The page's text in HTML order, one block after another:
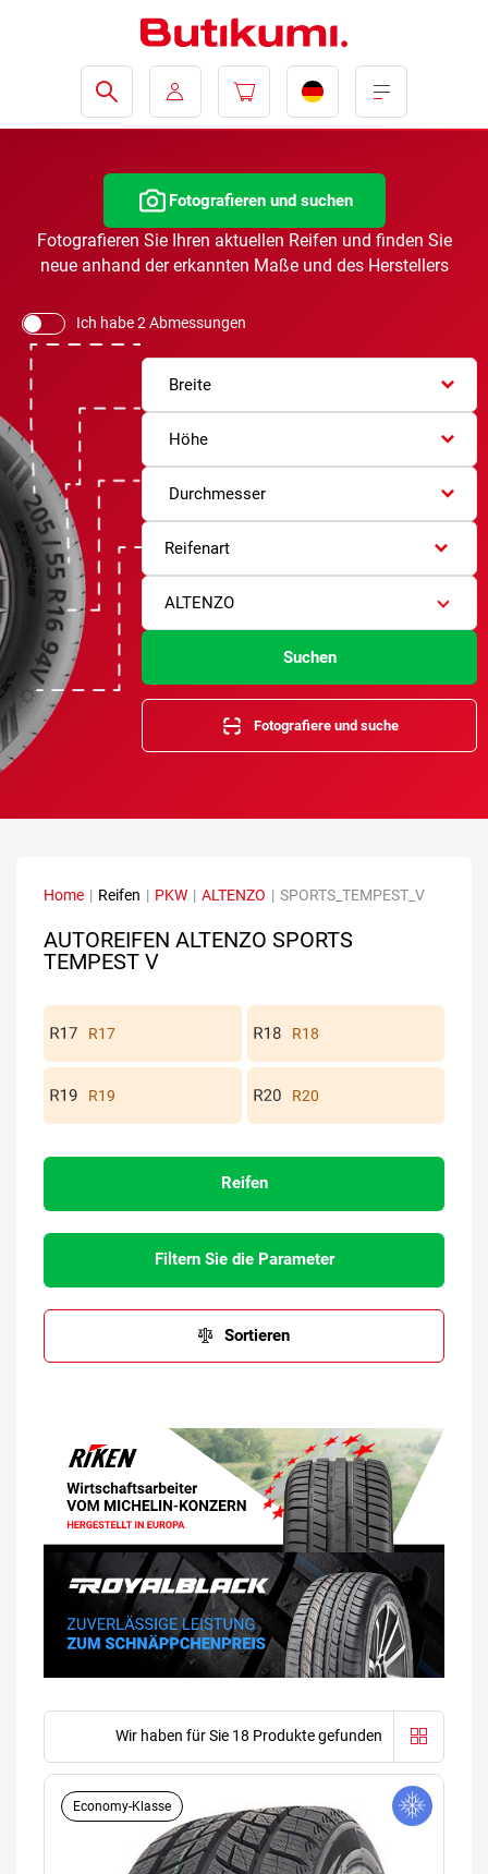
Fotografieren und suchen
Fotografieren Sie Ihren aktuellen Reifen und finden Sie
neue anhand der erkannten Maße und des Herstellers
Ich habe 2 Abmessungen
Breite
Höhe
Durchmesser
Reifenart
ALTENZO
Suchen
Fotografiere und suche
Home | Reifen | PKW | ALTENZO | SPORTS_TEMPEST_V
AUTOREIFEN ALTENZO SPORTS
TEMPEST V
R17 R18
R19 R20
Reifen
Filtern Sie die Parameter
Sortieren
Wir haben für Sie 18 Produkte gefunden
Economy-Klasse